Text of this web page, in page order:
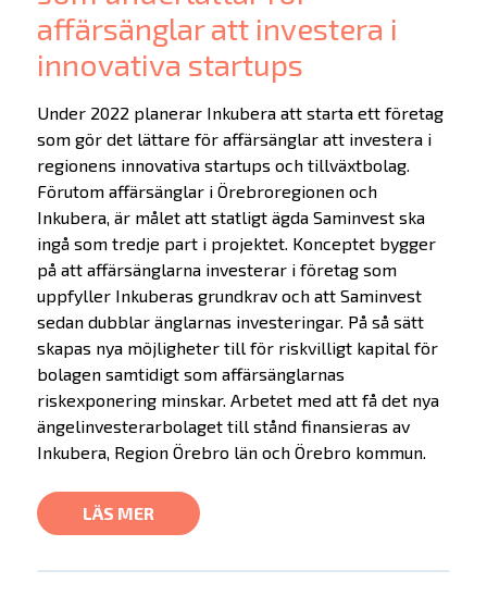
affärsänglar att investera i
innovativa startups
Under 2022 planerar Inkubera att starta ett företag
som gör det lättare för affärsänglar att investera i
regionens innovativa startups och tillväxtbolag.
Förutom affärsänglar i Örebroregionen och
Inkubera, är målet att statligt ägda Saminvest ska
ingå som tredje part i projektet. Konceptet bygger
på att affärsänglarna investerar i företag som
uppfyller Inkuberas grundkrav och att Saminvest
sedan dubblar änglarnas investeringar. På så sätt
skapas nya möjligheter till för riskvilligt kapital för
bolagen samtidigt som affärsänglarnas
riskexponering minskar. Arbetet med att få det nya
ängelinvesterarbolaget till stånd finansieras av
Inkubera, Region Örebro län och Örebro kommun.
LÄS MER